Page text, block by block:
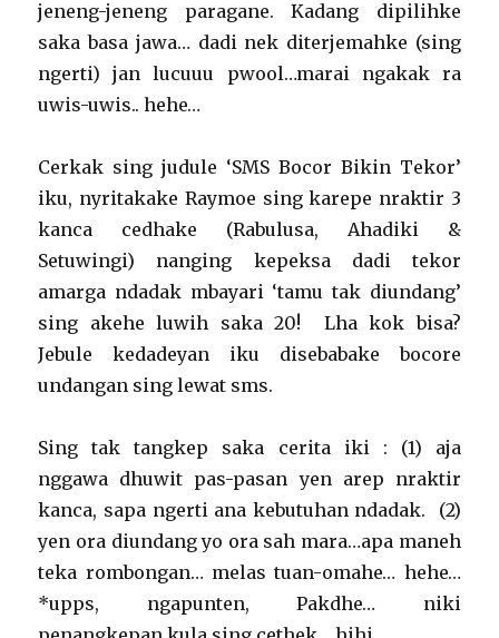
jeneng-jeneng paragane. Kadang dipilihke
saka basa jawa… dadi nek diterjemahke (sing
ngerti) jan lucuuu pwool…marai ngakak ra
uwis-uwis.. hehe…
Cerkak sing judule ‘SMS Bocor Bikin Tekor’
iku, nyritakake Raymoe sing karepe nraktir 3
kanca cedhake (Rabulusa, Ahadiki &
Setuwingi) nanging kepeksa dadi tekor
amarga ndadak mbayari ‘tamu tak diundang’
sing akehe luwih saka 20! Lha kok bisa?
Jebule kedadeyan iku disebabake bocore
undangan sing lewat sms.
Sing tak tangkep saka cerita iki : (1) aja
nggawa dhuwit pas-pasan yen arep nraktir
kanca, sapa ngerti ana kebutuhan ndadak. (2)
yen ora diundang yo ora sah mara…apa maneh
teka rombongan… melas tuan-omahe… hehe…
*upps, ngapunten, Pakdhe… niki